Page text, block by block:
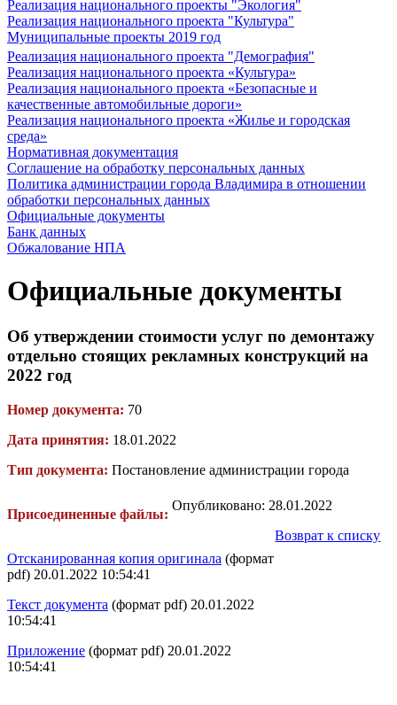
Реализация национального проекты "Экология"
Реализация национального проекта "Культура"
Муниципальные проекты 2019 год
Реализация национального проекта "Демография"
Реализация национального проекта «Культура»
Реализация национального проекта «Безопасные и
качественные автомобильные дороги»
Реализация национального проекта «Жилье и городская
среда»
Нормативная документация
Соглашение на обработку персональных данных
Политика администрации города Владимира в отношении
обработки персональных данных
Официальные документы
Банк данных
Обжалование НПА
Официальные документы
Об утверждении стоимости услуг по демонтажу
отдельно стоящих рекламных конструкций на
2022 год
Номер документа: 70
Дата принятия: 18.01.2022
Тип документа: Постановление администрации города
Присоединенные файлы:
Отсканированная копия оригинала (формат
pdf) 20.01.2022 10:54:41
Текст документа (формат pdf) 20.01.2022
10:54:41
Приложение (формат pdf) 20.01.2022
10:54:41
Опубликовано: 28.01.2022
Возврат к списку